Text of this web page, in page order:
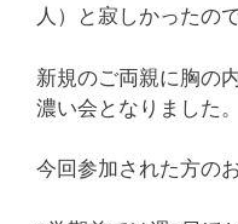
人）と寂しかったの
新規のご両親に胸の
濃い会となりました。
今回参加された方の